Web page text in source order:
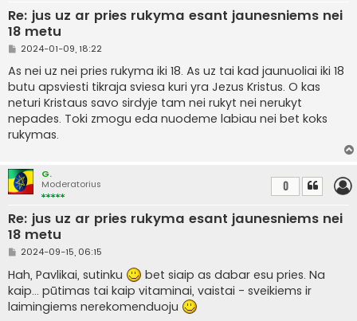
Re: jus uz ar pries rukyma esant jaunesniems nei
18 metu
S
a
n
d
a
r
t
i
n
2024-01-09, 18:22
As nei uz nei pries rukyma iki 18. As uz tai kad jaunuoliai iki 18
butu apsviesti tikraja sviesa kuri yra Jezus Kristus. O kas
neturi Kristaus savo sirdyje tam nei rukyt nei nerukyt
nepades. Toki zmogu eda nuodeme labiau nei bet koks
rukymas.
G.
Moderatorius
Re: jus uz ar pries rukyma esant jaunesniems nei
18 metu
0
S
a
n
d
a
r
2024-09-15, 06:15
Hah, Pavlikai, sutinku
bet siaip as dabar esu pries. Na
kaip... pūtimas tai kaip vitaminai, vaistai - sveikiems ir
laimingiems nerekomenduoju